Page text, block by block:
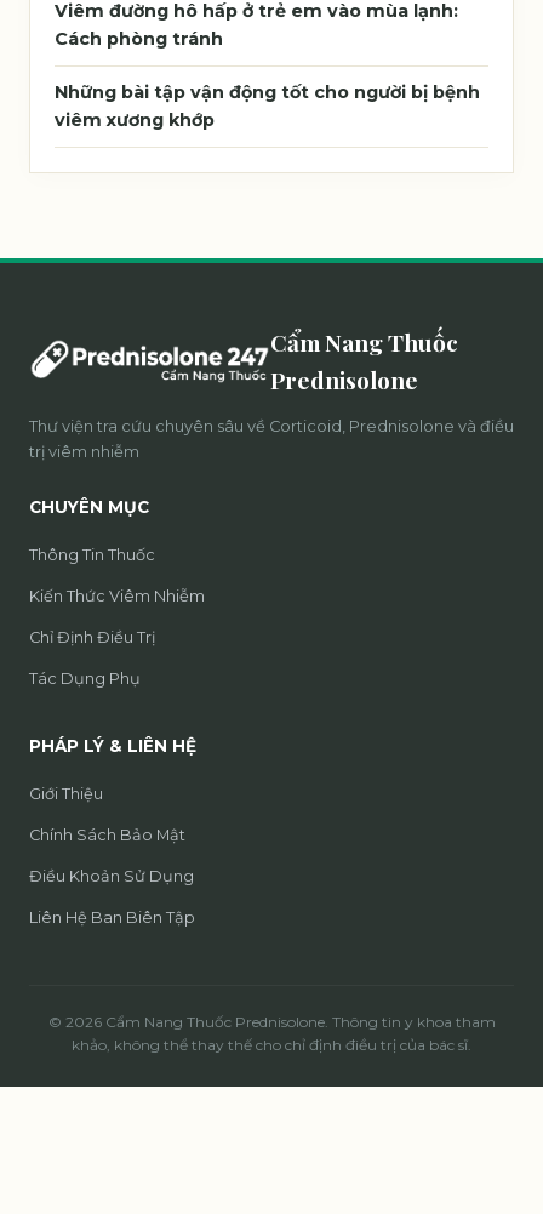
Viêm đường hô hấp ở trẻ em vào mùa lạnh:
Cách phòng tránh
Những bài tập vận động tốt cho người bị bệnh
viêm xương khớp
Cẩm Nang Thuốc
Prednisolone
Thư viện tra cứu chuyên sâu về Corticoid, Prednisolone và điều
trị viêm nhiễm
CHUYÊN MỤC
Thông Tin Thuốc
Kiến Thức Viêm Nhiễm
Chỉ Định Điều Trị
Tác Dụng Phụ
PHÁP LÝ & LIÊN HỆ
Giới Thiệu
Chính Sách Bảo Mật
Điều Khoản Sử Dụng
Liên Hệ Ban Biên Tập
© 2026 Cẩm Nang Thuốc Prednisolone. Thông tin y khoa tham
khảo, không thể thay thế cho chỉ định điều trị của bác sĩ.